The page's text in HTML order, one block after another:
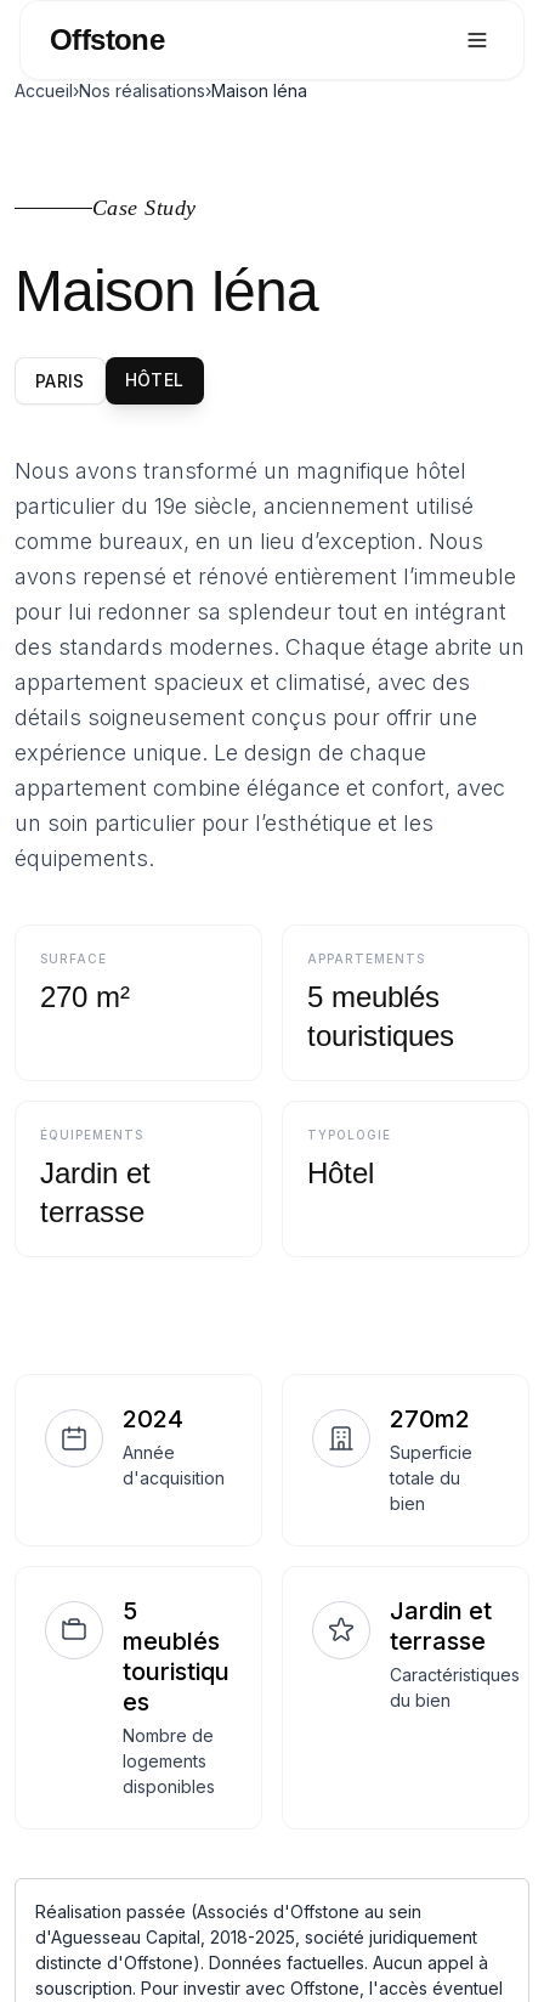
Offstone
Accueil›Nos réalisations›Maison Iéna
Case Study
Maison Iéna
PARIS HÔTEL
Nous avons transformé un magnifique hôtel
particulier du 19e siècle, anciennement utilisé
comme bureaux, en un lieu d’exception. Nous
avons repensé et rénové entièrement l’immeuble
pour lui redonner sa splendeur tout en intégrant
des standards modernes. Chaque étage abrite un
appartement spacieux et climatisé, avec des
détails soigneusement conçus pour offrir une
expérience unique. Le design de chaque
appartement combine élégance et confort, avec
un soin particulier pour l’esthétique et les
équipements.
SURFACE
270 m²
APPARTEMENTS
5 meublés
touristiques
ÉQUIPEMENTS
Jardin et
terrasse
TYPOLOGIE
Hôtel
2024
Année
d'acquisition
270m2
Superficie
totale du
bien
5
meublés
touristiqu
es
Nombre de
logements
disponibles
Jardin et
terrasse
Caractéristiques
du bien
Réalisation passée (Associés d'Offstone au sein
d'Aguesseau Capital, 2018-2025, société juridiquement
distincte d'Offstone). Données factuelles. Aucun appel à
souscription. Pour investir avec Offstone, l'accès éventuel